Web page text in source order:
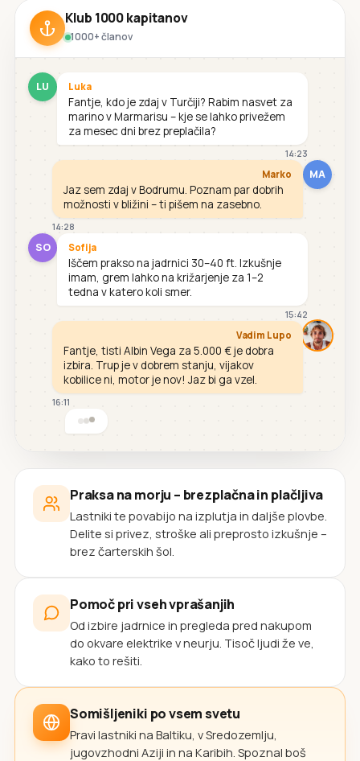
Klub 1000 kapitanov
1000+ članov
LU Luka
Fantje, kdo je zdaj v Turčiji? Rabim nasvet za
marino v Marmarisu – kje se lahko privežem
za mesec dni brez preplačila?
14:23
MA
Marko
Jaz sem zdaj v Bodrumu. Poznam par dobrih
možnosti v bližini – ti pišem na zasebno.
14:28
SO Sofija
Iščem prakso na jadrnici 30–40 ft. Izkušnje
imam, grem lahko na križarjenje za 1–2
tedna v katero koli smer.
15:42
Vadim Lupo
Fantje, tisti Albin Vega za 5.000 € je dobra
izbira. Trup je v dobrem stanju, vijakov
kobilice ni, motor je nov! Jaz bi ga vzel.
16:11
Praksa na morju – brezplačna in plačljiva
Lastniki te povabijo na izplutja in daljše plovbe.
Delite si privez, stroške ali preprosto izkušnje –
brez čarterskih šol.
Pomoč pri vseh vprašanjih
Od izbire jadrnice in pregleda pred nakupom
do okvare elektrike v neurju. Tisoč ljudi že ve,
kako to rešiti.
Somišljeniki po vsem svetu
Pravi lastniki na Baltiku, v Sredozemlju,
jugovzhodni Aziji in na Karibih. Spoznal boš